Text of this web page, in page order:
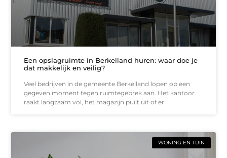
Een opslagruimte in Berkelland huren: waar doe je
dat makkelijk en veilig?
Veel bedrijven in de gemeente Berkelland lopen op een
gegeven moment tegen ruimtegebrek aan. Het kantoor
raakt langzaam vol, het magazijn puilt uit of er
WONING EN TUIN